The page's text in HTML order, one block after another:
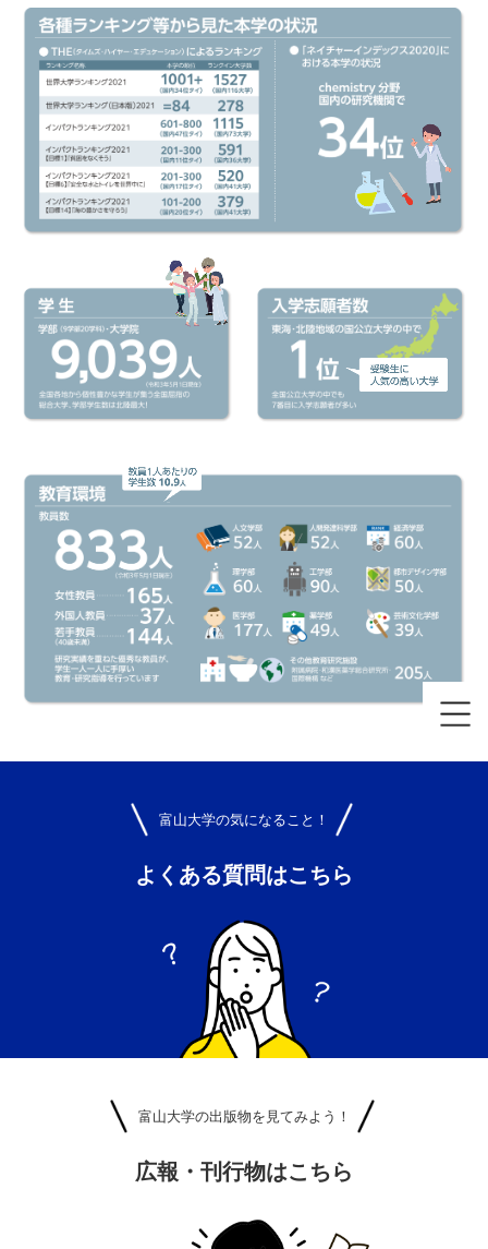
富山大学の気になること！
よくある質問はこちら
富山大学の出版物を見てみよう！
広報・刊行物はこちら